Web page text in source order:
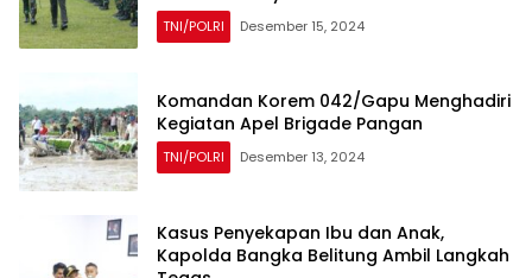
TNI/POLRI Desember 15, 2024
Komandan Korem 042/Gapu Menghadiri
Kegiatan Apel Brigade Pangan
TNI/POLRI Desember 13, 2024
Kasus Penyekapan Ibu dan Anak,
Kapolda Bangka Belitung Ambil Langkah